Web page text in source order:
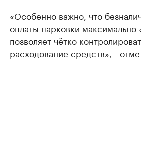
«Особенно важно, что
оплаты парковки максимально
позволяет чётко
расходование средств», -